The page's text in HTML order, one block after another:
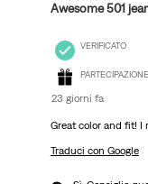
Awesome 501
VERIFICATO
23 giorni fa
Great color and fit! I
Traduci con Google